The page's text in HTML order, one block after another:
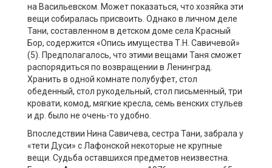
на Васильевском. Может показаться, что хозяйка эти
вещи собиралась присвоить. Однако в личном деле
Тани, составленном в детском доме села Красный
Бор, содержится «Опись имущества Т.Н. Савичевой»
(5). Предполагалось, что этими вещами Таня сможет
распорядиться по возвращении в Ленинград.
Хранить в одной комнате полубуфет, стол
обеденный, стол рукодельный, стол письменный, три
кровати, комод, мягкие кресла, семь венских стульев
и др. было не очень-то удобно.
Впоследствии Нина Савичева, сестра Тани, забрала у
«тети Дуси» с Лафонской некоторые не крупные
вещи. Судьба оставшихся предметов неизвестна.